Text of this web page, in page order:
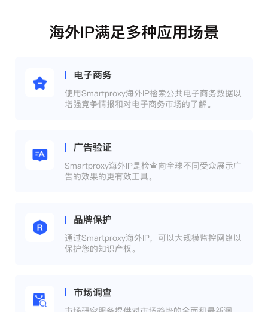
海外IP满足多种应用场景
电子商务
使用Smartproxy海外IP检索公共电子商务数据以
增强竞争情报和对电子商务市场的了解。
广告验证
Smartproxy海外IP是检查向全球不同受众展示广
告的效果的更有效工具。
品牌保护
通过Smartproxy海外IP，可以大规模监控网络以
保护您的知识产权。
市场调查